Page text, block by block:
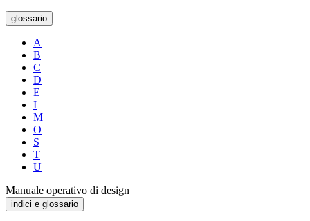
glossario
A
B
C
D
E
I
M
O
S
T
U
Manuale operativo di design
indici e glossario